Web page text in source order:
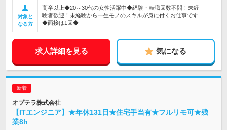
対象と
なる方
高卒以上◆20～30代の女性活躍中◆経験・転職回数不問！未経
験者歓迎！未経験から一生モノのスキルが身に付くお仕事です
◆面接は1回◆
求人詳細を見る 気になる
オプテラ株式会社
【ITエンジニア】★年休131日★住宅手当有★フルリモ可★残
業8h